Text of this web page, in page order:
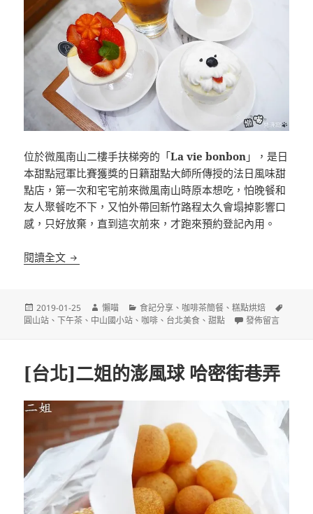
位於微風南山二樓手扶梯旁的「La vie bonbon 」，是日
本甜點冠軍比賽獲獎的日籍甜點大師所傳授的法日風味甜
點店，第一次和宅宅前來微風南山時原本想吃，怕晚餐和
友人聚餐吃不下，又怕外帶回新竹路程太久會塌掉影響口
感，只好放棄，直到這次前來，才跑來預約登記內用。
閱讀全文 [台北]La vie bonbon 法日風味甜點店 <舊文新址>
發
佈
2019-01-25
作
者
懶喵
分
類
食記分享 、 咖啡茶簡餐 、糕點烘焙
圓山站 、下午茶 、 中山國小站 、 咖啡 、 台北美食 、甜點 在〈[台北]La vie
發佈留言
[台北]二姐的澎風球 哈密街巷弄